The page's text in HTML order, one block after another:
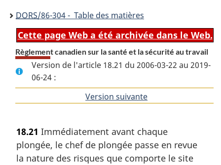
DORS/86-304 - Table des matières
Cette page Web a été archivée dans le Web.
Règlement canadien sur la santé et la sécurité au travail
Version de l'article 18.21 du 2006-03-22 au 2019-
06-24 :
Version suivante
18.21 Immédiatement avant chaque
plongée, le chef de plongée passe en revue
la nature des risques que comporte le site